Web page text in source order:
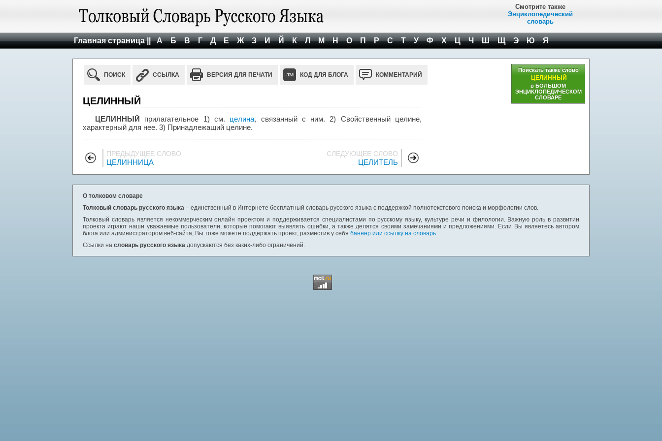
Смотрите также
Энциклопедический
словарь
Главная страница || А Б В Г Д Е Ж З И Й К Л М Н О П Р С Т У Ф Х Ц Ч Ш Щ Э Ю Я
ПОИСК ССЫЛКА ВЕРСИЯ ДЛЯ ПЕЧАТИ КОД ДЛЯ БЛОГА КОММЕНТАРИЙ
ЦЕЛИННЫЙ
ЦЕЛИННЫЙ прилагательное 1) см. целина, связанный с ним. 2) Свойственный целине,
характерный для нее. 3) Принадлежащий целине.
ПРЕДЫДУЩЕЕ СЛОВО
ЦЕЛИННИЦА
СЛЕДУЮЩЕЕ СЛОВО
ЦЕЛИТЕЛЬ
Поискать также слово
ЦЕЛИННЫЙ
в БОЛЬШОМ
ЭНЦИКЛОПЕДИЧЕСКОМ
СЛОВАРЕ
О толковом словаре
Толковый словарь русского языка – единственный в Интернете бесплатный словарь русского языка с поддержкой полнотекстового поиска и морфологии слов.
Толковый словарь является некоммерческим онлайн проектом и поддерживается специалистами по русскому языку, культуре речи и филологии. Важную роль в развитии
проекта играют наши уважаемые пользователи, которые помогают выявлять ошибки, а также делятся своими замечаниями и предложениями. Если Вы являетесь автором
блога или администратором веб-сайта, Вы тоже можете поддержать проект, разместив у себя баннер или ссылку на словарь.
Ссылки на словарь русского языка допускаются без каких-либо ограничений.